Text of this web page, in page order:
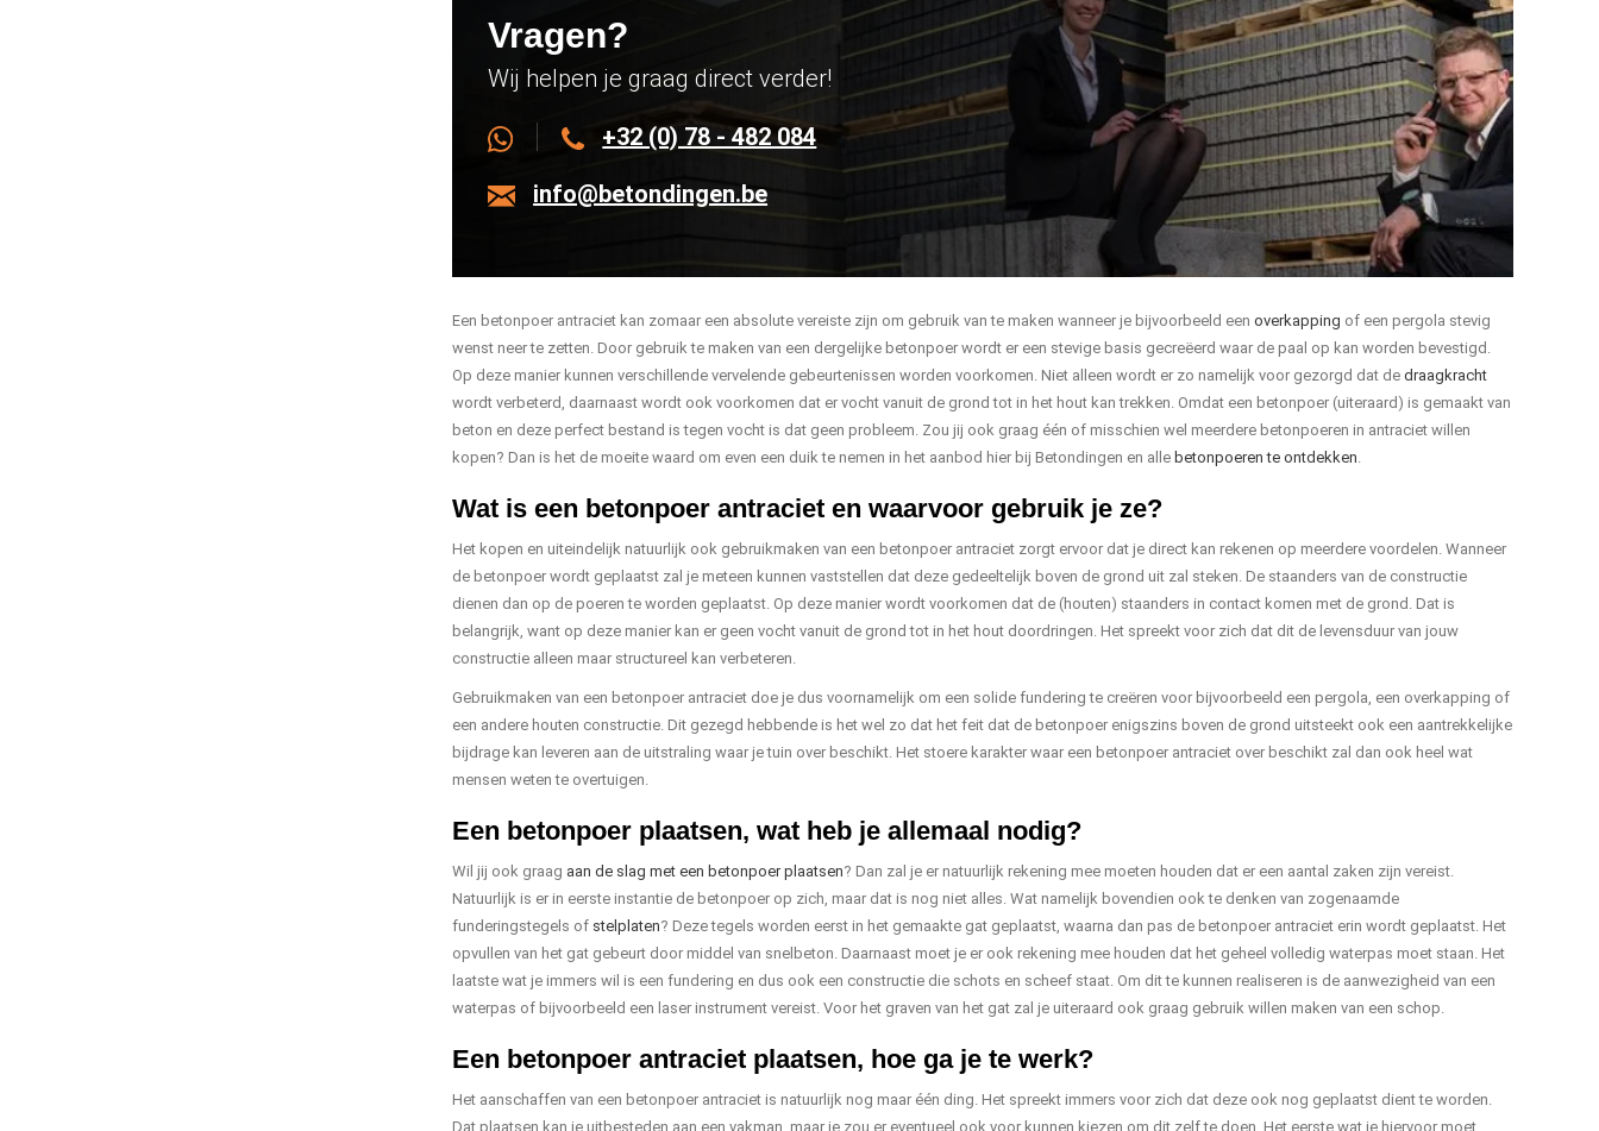
Vragen?
Wij helpen je graag direct verder!
+32 (0) 78 - 482 084
info@betondingen.be
Een betonpoer antraciet kan zomaar een absolute vereiste zijn om gebruik van te maken wanneer je bijvoorbeeld een overkapping of een pergola stevig
wenst neer te zetten. Door gebruik te maken van een dergelijke betonpoer wordt er een stevige basis gecreëerd waar de paal op kan worden bevestigd.
Op deze manier kunnen verschillende vervelende gebeurtenissen worden voorkomen. Niet alleen wordt er zo namelijk voor gezorgd dat de draagkracht
wordt verbeterd, daarnaast wordt ook voorkomen dat er vocht vanuit de grond tot in het hout kan trekken. Omdat een betonpoer (uiteraard) is gemaakt van
beton en deze perfect bestand is tegen vocht is dat geen probleem. Zou jij ook graag één of misschien wel meerdere betonpoeren in antraciet willen
kopen? Dan is het de moeite waard om even een duik te nemen in het aanbod hier bij Betondingen en alle betonpoeren te ontdekken.
Wat is een betonpoer antraciet en waarvoor gebruik je ze?
Het kopen en uiteindelijk natuurlijk ook gebruikmaken van een betonpoer antraciet zorgt ervoor dat je direct kan rekenen op meerdere voordelen. Wanneer
de betonpoer wordt geplaatst zal je meteen kunnen vaststellen dat deze gedeeltelijk boven de grond uit zal steken. De staanders van de constructie
dienen dan op de poeren te worden geplaatst. Op deze manier wordt voorkomen dat de (houten) staanders in contact komen met de grond. Dat is
belangrijk, want op deze manier kan er geen vocht vanuit de grond tot in het hout doordringen. Het spreekt voor zich dat dit de levensduur van jouw
constructie alleen maar structureel kan verbeteren.
Gebruikmaken van een betonpoer antraciet doe je dus voornamelijk om een solide fundering te creëren voor bijvoorbeeld een pergola, een overkapping of
een andere houten constructie. Dit gezegd hebbende is het wel zo dat het feit dat de betonpoer enigszins boven de grond uitsteekt ook een aantrekkelijke
bijdrage kan leveren aan de uitstraling waar je tuin over beschikt. Het stoere karakter waar een betonpoer antraciet over beschikt zal dan ook heel wat
mensen weten te overtuigen.
Een betonpoer plaatsen, wat heb je allemaal nodig?
Wil jij ook graag aan de slag met een betonpoer plaatsen? Dan zal je er natuurlijk rekening mee moeten houden dat er een aantal zaken zijn vereist.
Natuurlijk is er in eerste instantie de betonpoer op zich, maar dat is nog niet alles. Wat namelijk bovendien ook te denken van zogenaamde
funderingstegels of stelplaten? Deze tegels worden eerst in het gemaakte gat geplaatst, waarna dan pas de betonpoer antraciet erin wordt geplaatst. Het
opvullen van het gat gebeurt door middel van snelbeton. Daarnaast moet je er ook rekening mee houden dat het geheel volledig waterpas moet staan. Het
laatste wat je immers wil is een fundering en dus ook een constructie die schots en scheef staat. Om dit te kunnen realiseren is de aanwezigheid van een
waterpas of bijvoorbeeld een laser instrument vereist. Voor het graven van het gat zal je uiteraard ook graag gebruik willen maken van een schop.
Een betonpoer antraciet plaatsen, hoe ga je te werk?
Het aanschaffen van een betonpoer antraciet is natuurlijk nog maar één ding. Het spreekt immers voor zich dat deze ook nog geplaatst dient te worden.
Dat plaatsen kan je uitbesteden aan een vakman, maar je zou er eventueel ook voor kunnen kiezen om dit zelf te doen. Het eerste wat je hiervoor moet